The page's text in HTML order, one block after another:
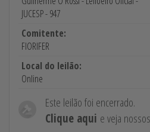
JUCESP - 947
Comitente:
FIORIFER
Local do leilão:
Online
Este leilão foi encerrado.
Clique aqui e veja